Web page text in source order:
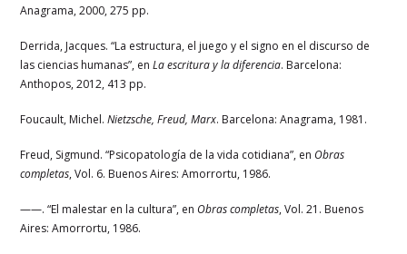
Anagrama, 2000, 275 pp.
Derrida, Jacques. “La estructura, el juego y el signo en el discurso de
las ciencias humanas”, enLa escritura y la diferencia. Barcelona:
Anthopos, 2012, 413 pp.
Foucault, Michel.Nietzsche, Freud, Marx. Barcelona: Anagrama, 1981.
Freud, Sigmund. “Psicopatología de la vida cotidiana”, enObras
completas, Vol. 6. Buenos Aires: Amorrortu, 1986.
——. “El malestar en la cultura”, enObras completas, Vol. 21. Buenos
Aires: Amorrortu, 1986.